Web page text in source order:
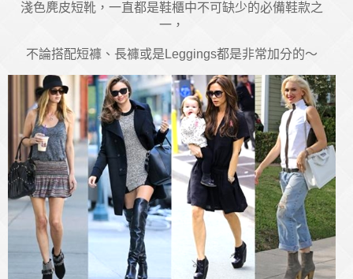
淺色麂皮短靴，一直都是鞋櫃中不可缺少的必備鞋款之
一，
不論搭配短褲、長褲或是Leggings都是非常加分的～